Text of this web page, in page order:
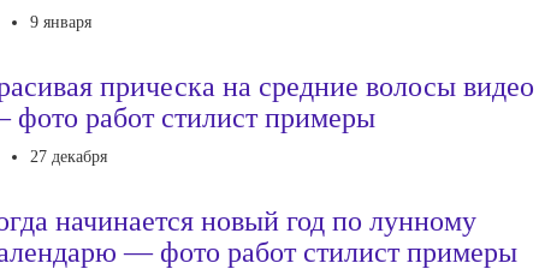
9 января
прическа на средние волосы видео
работ стилист примеры
27 декабря
начинается новый год по лунному
— фото работ стилист примеры